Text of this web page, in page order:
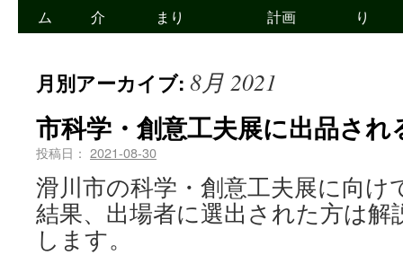
ム
介
まり
計画
り
月別アーカイブ: 8月 2021
市科学・創意工夫展に出品され
投稿日： 2021-08-30
滑川市の科学・創意工夫展に向け
結果、出場者に選出された方は解
します。